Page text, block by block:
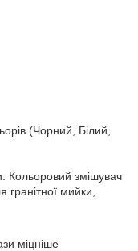
(Чорний, Білий,
Кольоровий змішувач
мийки,
міцніше